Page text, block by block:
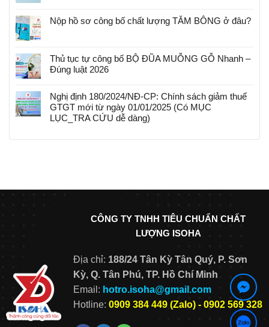
Nộp hồ sơ công bố chất lượng TĂM BÔNG ở đâu?
Thủ tục tự công bố BỘ ĐŨA MUỖNG GỖ Nhanh –
Đúng luật 2026
Nghị định 180/2024/NĐ-CP: Chính sách giảm thuế
GTGT mới từ ngày 01/01/2025 (Có MỤC
LỤC_TRA CỨU dễ dàng)
CÔNG TY TNHH TIÊU CHUẨN CHẤT
LƯỢNG ISOHA
Địa chỉ: 188/24 Tân Kỳ Tân Quý, P. Sơn
Kỳ, Q. Tân Phú, TP.Hồ Chí Minh
Email: hotro.isoha@gmail.com
Hotline: 0909 384 449 (Zalo) - 0902 569 328